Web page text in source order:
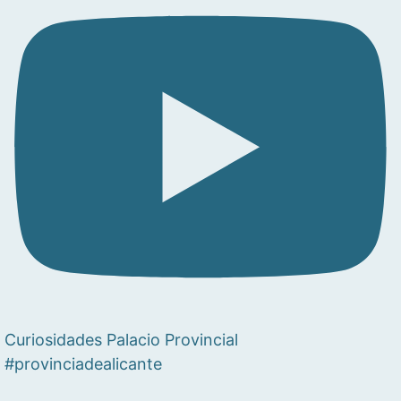
Curiosidades Palacio Provincial
#provinciadealicante